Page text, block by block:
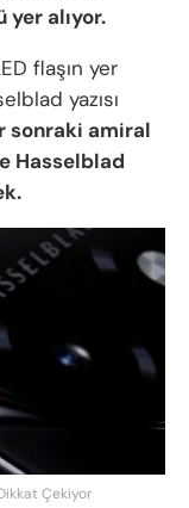
yer alıyor.
flaşın yer
yazısı
sonraki amiral
Hasselblad
Çekiyor